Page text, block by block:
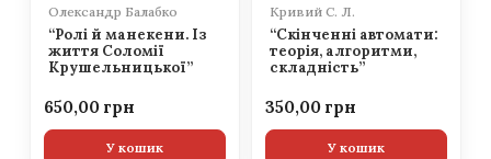
Олександр Балабко
“Ролі й манекени. Із
життя Соломії
Крушельницької”
650,00
У кошик
Кривий С. Л.
“Скінченні автомати:
теорія, алгоритми,
складність”
350,00
У кошик